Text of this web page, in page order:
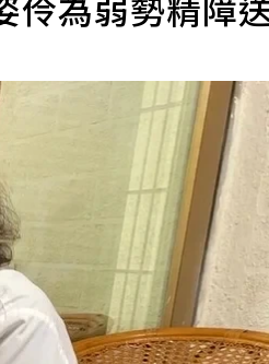
伶為弱勢精障